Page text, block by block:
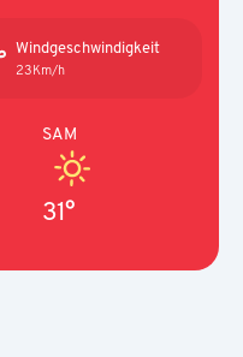
Windgeschwindigkeit
23Km/h
SAM
31°